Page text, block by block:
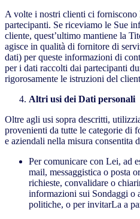
A volte i nostri clienti ci
partecipanti. Se riceviamo le Sue
cliente, quest’ultimo mantiene la
agisce in qualità di fornitore di
dati) per queste informazioni di
per i dati raccolti dai partecipanti
rigorosamente le istruzioni del
Altri usi dei Dati personali
Oltre agli usi sopra descritti,
provenienti da tutte le categorie di
e aziendali nella misura consentita
Per comunicare con Lei, ad
mail, messaggistica o posta
richieste, convalidare o
informazioni sui Sondaggi o
politiche, o per invitarLa a